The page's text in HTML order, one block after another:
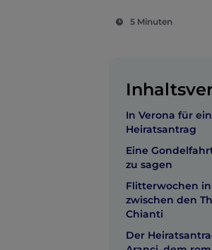
5 Minuten
In Verona für
Heiratsantrag
Eine
zu sagen
Flitterwochen in
zwischen den
Chianti
Der